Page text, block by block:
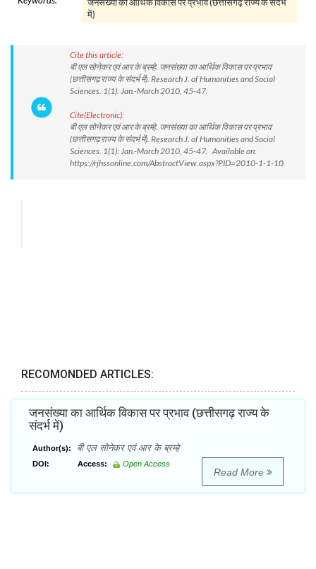
जनसंख्या का आर्थिक विकास पर प्रभाव (छत्तीसगढ़ राज्य के संदर्भ
में)
Cite this article:
बी एल सोनेकर एवं आर के ब्रम्हे. जनसंख्या का आर्थिक विकास पर प्रभाव
(छत्तीसगढ़ राज्य के संदर्भ में). Research J. of Humanities and Social
Sciences. 1(1): Jan.-March 2010, 45-47.
Cite(Electronic):
बी एल सोनेकर एवं आर के ब्रम्हे. जनसंख्या का आर्थिक विकास पर प्रभाव
(छत्तीसगढ़ राज्य के संदर्भ में). Research J. of Humanities and Social
Sciences. 1(1): Jan.-March 2010, 45-47. Available on:
https://rjhssonline.com/AbstractView.aspx?PID=2010-1-1-10
RECOMONDED ARTICLES:
जनसंख्या का आर्थिक विकास पर प्रभाव (छत्तीसगढ़ राज्य के
संदर्भ में)
Author(s): बी एल सोनेकर एवं आर के ब्रम्हे
DOI: Access: Open Access
Read More